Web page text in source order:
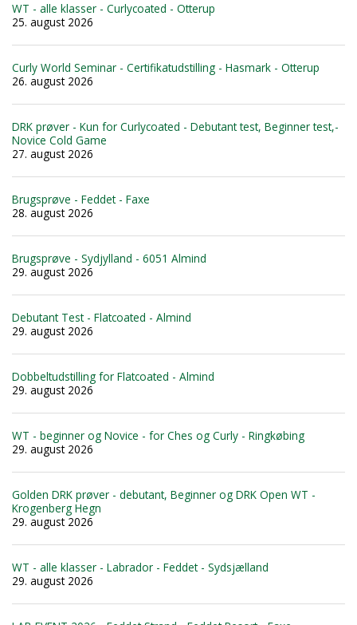
WT - alle klasser - Curlycoated - Otterup
25. august 2026
Curly World Seminar - Certifikatudstilling - Hasmark - Otterup
26. august 2026
DRK prøver - Kun for Curlycoated - Debutant test, Beginner test,-
Novice Cold Game
27. august 2026
Brugsprøve - Feddet - Faxe
28. august 2026
Brugsprøve - Sydjylland - 6051 Almind
29. august 2026
Debutant Test - Flatcoated - Almind
29. august 2026
Dobbeltudstilling for Flatcoated - Almind
29. august 2026
WT - beginner og Novice - for Ches og Curly - Ringkøbing
29. august 2026
Golden DRK prøver - debutant, Beginner og DRK Open WT -
Krogenberg Hegn
29. august 2026
WT - alle klasser - Labrador - Feddet - Sydsjælland
29. august 2026